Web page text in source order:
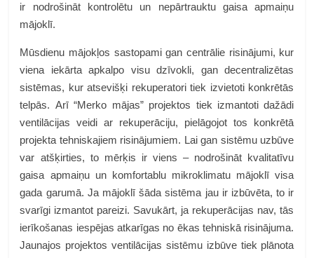
ir nodrošināt kontrolētu un nepārtrauktu gaisa apmaiņu
mājoklī.
Mūsdienu mājokļos sastopami gan centrālie risinājumi, kur
viena iekārta apkalpo visu dzīvokli, gan decentralizētas
sistēmas, kur atsevišķi rekuperatori tiek izvietoti konkrētās
telpās. Arī “Merko mājas” projektos tiek izmantoti dažādi
ventilācijas veidi ar rekuperāciju, pielāgojot tos konkrētā
projekta tehniskajiem risinājumiem. Lai gan sistēmu uzbūve
var atšķirties, to mērķis ir viens – nodrošināt kvalitatīvu
gaisa apmaiņu un komfortablu mikroklimatu mājoklī visa
gada garumā. Ja mājoklī šāda sistēma jau ir izbūvēta, to ir
svarīgi izmantot pareizi. Savukārt, ja rekuperācijas nav, tās
ierīkošanas iespējas atkarīgas no ēkas tehniskā risinājuma.
Jaunajos projektos ventilācijas sistēmu izbūve tiek plānota